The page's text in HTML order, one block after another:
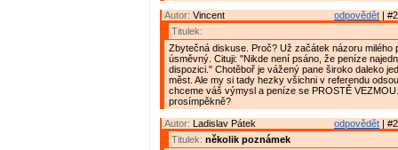
odpovědět |
Autor: Vincent
Titulek:
Zbytečná diskuse. Proč? Už začátek názoru milého
úsměvný. Cituji: "Nikde není psáno, že peníze
dispozici." Chotěboř je vážený pane široko daleko
měst. Ale my si tady hezky všichni v referendu
chceme váš výmysl a peníze se PROSTĚ
prosímpěkně?
odpovědět |
Autor: Ladislav Pátek
Titulek: několik poznámek